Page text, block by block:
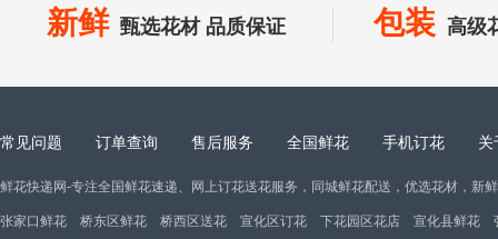
新鲜 甄选花材 品质保证 包装 高级
常见问题 订单查询 售后服务 全国鲜花 手机订花 关
鲜花快递网-专注全国鲜花速递、网上订花送花服务，同城鲜花配送，优选花材，新
张家口鲜花 桥东区鲜花 桥西区送花 宣化区订花 下花园区花店 宣化县鲜花